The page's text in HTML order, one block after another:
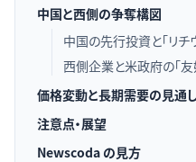
中国と西側の争奪構図
中国の先行投資と「リチ
西側企業と米政府の「
価格変動と長期需要の見通
注意点・展望
Newscoda の見方